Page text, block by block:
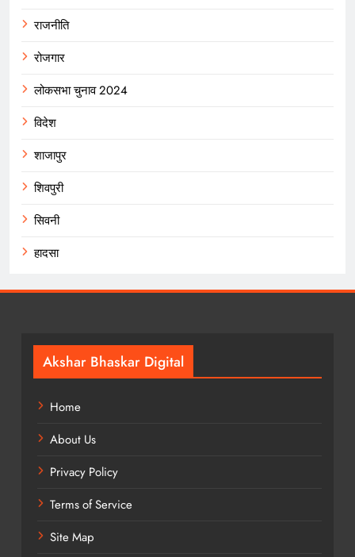
राजनीति
रोजगार
लोकसभा चुनाव 2024
विदेश
शाजापुर
शिवपुरी
सिवनी
हादसा
Akshar Bhaskar Digital
Home
About Us
Privacy Policy
Terms of Service
Site Map